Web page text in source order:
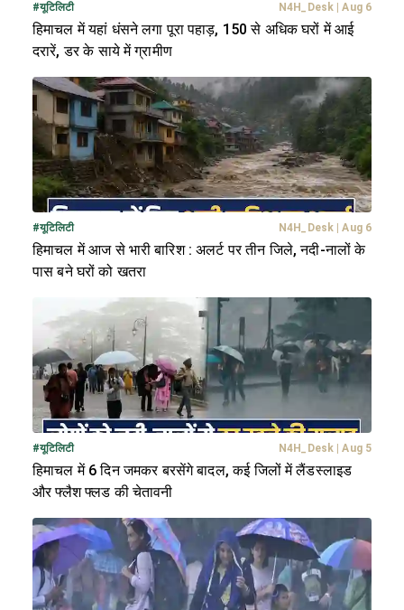
#यूटिलिटी N4H_Desk Aug 6
हिमाचल में यहां धंसने लगा पूरा पहाड़, 150 से अधिक घरों में आई
दरारें, डर के साये में ग्रामीण
#यूटिलिटी N4H_Desk Aug 6
हिमाचल में आज से भारी बारिश : अलर्ट पर तीन जिले, नदी-नालों के
पास बने घरों को खतरा
#यूटिलिटी N4H_Desk Aug 5
हिमाचल में 6 दिन जमकर बरसेंगे बादल, कई जिलों में लैंडस्लाइड
और फ्लैश फ्लड की चेतावनी